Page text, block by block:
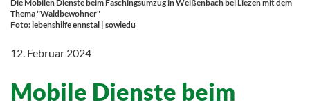
Die Mobilen Dienste beim Faschingsumzug in Weißenbach bei Liezen mit dem
Thema "Waldbewohner"
Foto: lebenshilfe ennstal | sowiedu
12. Februar 2024
Mobile Dienste beim